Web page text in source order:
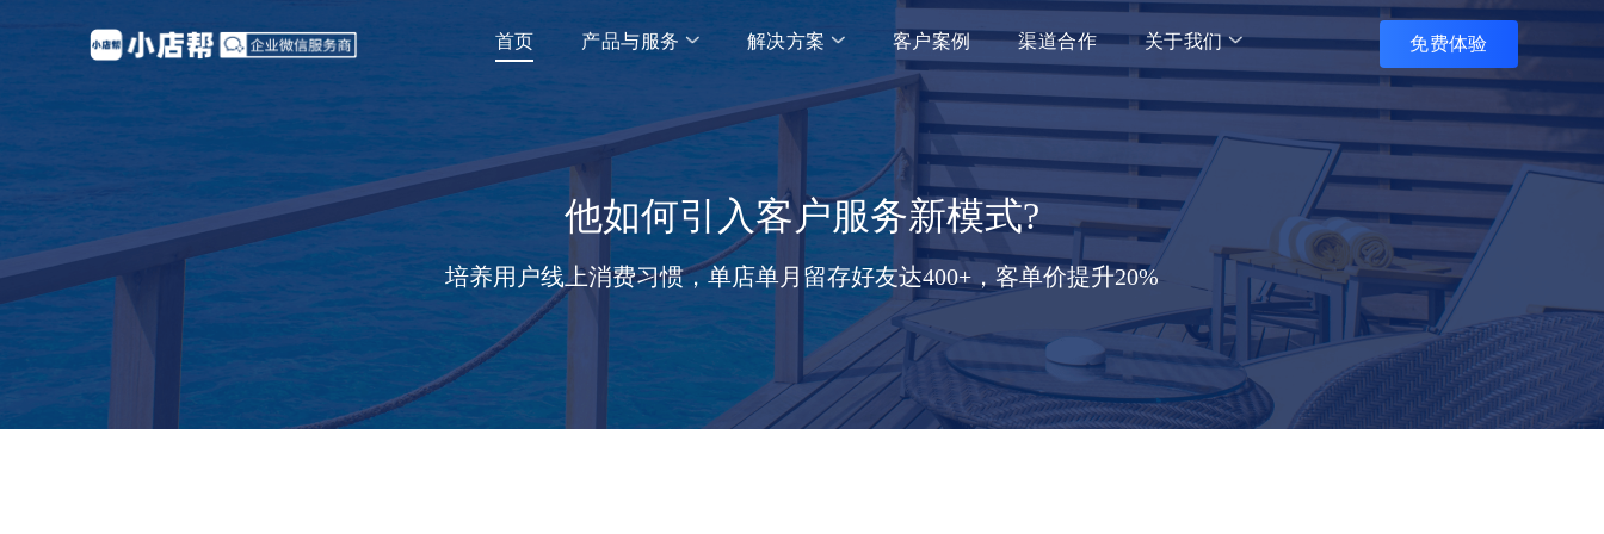
首页 产品与服务
产品
企微管家
自主品牌商城
服务
新零售升级
代运营服务
定制化&私有化
咨询陪跑服务
聊天会话存档
培训服务
智能硬件
解决方案
生活服务行业
医药行业
电商行业
商超行业
餐饮行业
证券行业
银行行业
地产行业
客户案例 渠道合作 关于我们
公司简介
招聘信息
企微动态
企微学院
免费体验
他如何引入客户服务新模式?
培养用户线上消费习惯，单店单月留存好友达400+，客单价提升20%